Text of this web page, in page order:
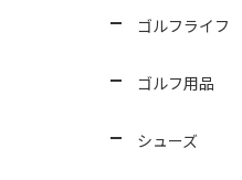
ゴルフライフ
ゴルフ用品
シューズ